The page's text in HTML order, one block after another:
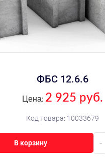
ФБС 12.6.6
Код товара: 10033679
Цена: 2 925 руб.
-
В корзину